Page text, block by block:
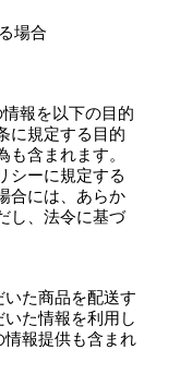
場合
報を以下の目的
に規定する目的
含まれます。
シーに規定する
合には、あらか
し、法令に基づ
た商品を配送す
た情報を利用し
情報提供も含まれ